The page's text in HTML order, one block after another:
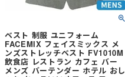
ベスト 制服 ユニフォーム
FACEMIX フェイスミックス メ
ンズストレッチベスト FV1010M
飲食店 レストラン カフェ バー
メンズ バーテンダー ホテル おし